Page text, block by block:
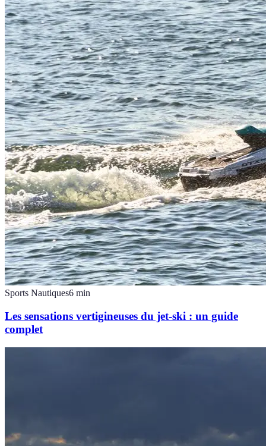
Sports Nautiques6 min
Les sensations vertigineuses du jet-ski : un guide
complet